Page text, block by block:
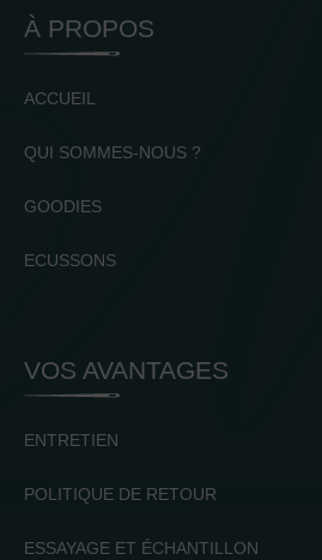
À PROPOS
ACCUEIL
QUI SOMMES-NOUS ?
GOODIES
ECUSSONS
VOS AVANTAGES
ENTRETIEN
POLITIQUE DE RETOUR
ESSAYAGE ET ÉCHANTILLON